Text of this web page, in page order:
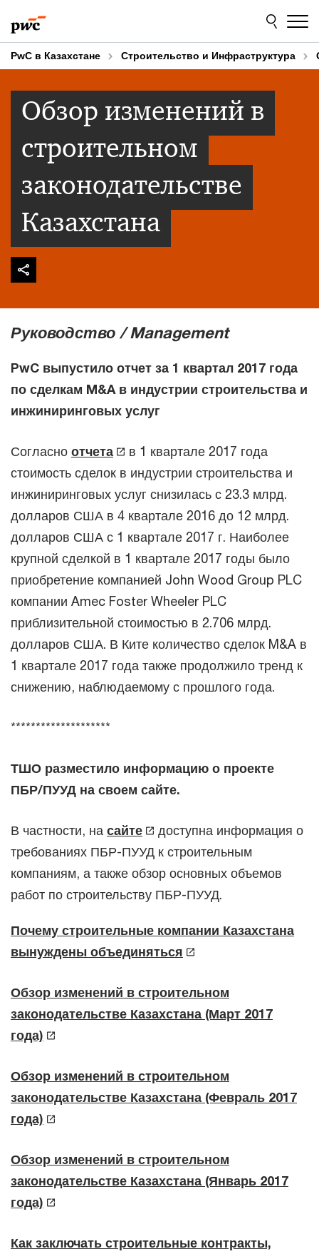
to
content
to
footer
PwC в Казахстане Строительство и Инфраструктура
Обзор изменений в
строительном
законодательстве
Казахстана
Руководство / Management
PwC выпустило отчет за 1 квартал 2017 года
по сделкам M&A в индустрии строительства и
инжиниринговых услуг
Согласно отчета
в 1 квартале 2017 года
стоимость сделок в индустрии строительства и
инжиниринговых услуг снизилась с 23.3 млрд.
долларов США в 4 квартале 2016 до 12 млрд.
долларов США с 1 квартале 2017 г. Наиболее
крупной сделкой в 1 квартале 2017 годы было
приобретение компанией John Wood Group PLC
компании Amec Foster Wheeler PLC
приблизительной стоимостью в 2.706 млрд.
долларов США. В Ките количество сделок M&A в
1 квартале 2017 года также продолжило тренд к
снижению, наблюдаемому с прошлого года.
********************
ТШО разместило информацию о проекте
ПБР/ПУУД на своем сайте.
В частности, на сайте
доступна информация о
требованиях ПБР-ПУУД к строительным
компаниям, а также обзор основных объемов
работ по строительству ПБР-ПУУД.
Почему строительные компании Казахстана
вынуждены объединяться
Обзор изменений в строительном
законодательстве Казахстана (Март 2017
года)
Обзор изменений в строительном
законодательстве Казахстана (Февраль 2017
года)
Обзор изменений в строительном
законодательстве Казахстана (Январь 2017
года)
Как заключать строительные контракты,